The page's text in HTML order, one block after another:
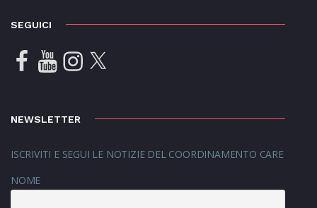
SEGUICI
NEWSLETTER
ISCRIVITI E SEGUI LE NOTIZIE DEL COORDINAMENTO CARE
NOME